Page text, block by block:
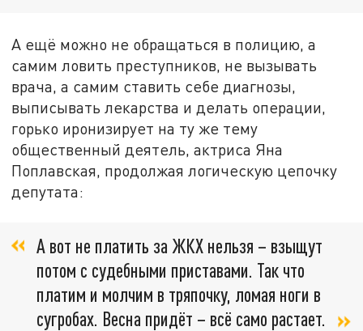
А ещё можно не обращаться в полицию, а
самим ловить преступников, не вызывать
врача, а самим ставить себе диагнозы,
выписывать лекарства и делать операции,
горько иронизирует на ту же тему
общественный деятель, актриса Яна
Поплавская, продолжая логическую цепочку
депутата:
А вот не платить за ЖКХ нельзя – взыщут
потом с судебными приставами. Так что
платим и молчим в тряпочку, ломая ноги в
сугробах. Весна придёт – всё само растает.